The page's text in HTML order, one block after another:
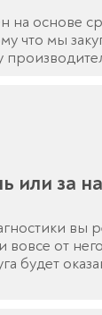
на основе
что мы
или за
вы
от него
будет
в течение 3-х минут